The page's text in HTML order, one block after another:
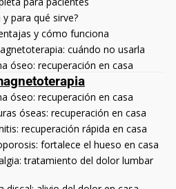
para qué sirve?
y cómo funciona
cuándo no usarla
óseo: recuperación en casa
óseo: recuperación en casa
óseas: recuperación en casa
recuperación rápida en casa
fortalece el hueso en casa
tratamiento del dolor lumbar